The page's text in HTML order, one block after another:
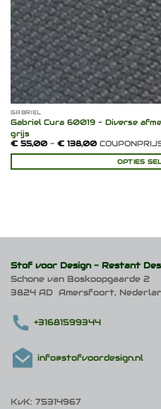
GABRIEL
Gabriel Cura 60019 – Diverse
grijs
€55,00 - €138,00Prijsklasse:
tot
€ 138,00
OPTIES
Deze
gekozen
worden
op
productpagina
Stof voor Design - Restant
Schone van Boskoopgaarde
3824 AD Amersfoort,
+31681599344
info@stofvoordesign.nl
KvK: 75314967